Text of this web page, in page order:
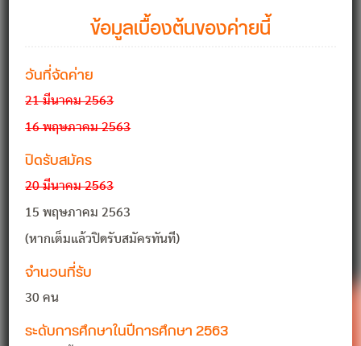
ข้อมูลเบื้องต้นของค่ายนี้
วันที่จัดค่าย
21 มีนาคม 2563
16 พฤษภาคม 2563
ปิดรับสมัคร
20 มีนาคม 2563
15 พฤษภาคม 2563
(หากเต็มแล้วปิดรับสมัครทันที)
จำนวนที่รับ
30 คน
ระดับการศึกษาในปีการศึกษา 2563